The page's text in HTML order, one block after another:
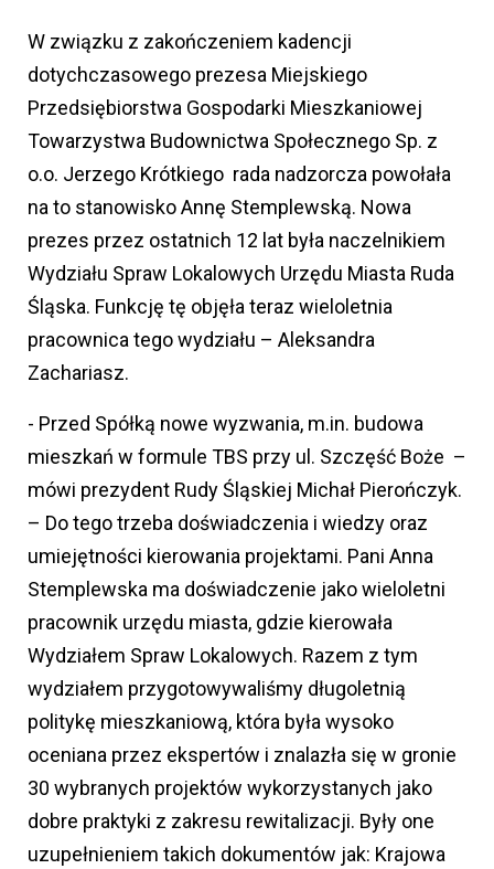
W związku z zakończeniem kadencji
dotychczasowego prezesa Miejskiego
Przedsiębiorstwa Gospodarki Mieszkaniowej
Towarzystwa Budownictwa Społecznego Sp. z
o.o. Jerzego Krótkiego rada nadzorcza powołała
na to stanowisko Annę Stemplewską. Nowa
prezes przez ostatnich 12 lat była naczelnikiem
Wydziału Spraw Lokalowych Urzędu Miasta Ruda
Śląska. Funkcję tę objęła teraz wieloletnia
pracownica tego wydziału – Aleksandra
Zachariasz.
- Przed Spółką nowe wyzwania, m.in. budowa
mieszkań w formule TBS przy ul. Szczęść Boże –
mówi prezydent Rudy Śląskiej Michał Pierończyk.
– Do tego trzeba doświadczenia i wiedzy oraz
umiejętności kierowania projektami. Pani Anna
Stemplewska ma doświadczenie jako wieloletni
pracownik urzędu miasta, gdzie kierowała
Wydziałem Spraw Lokalowych. Razem z tym
wydziałem przygotowywaliśmy długoletnią
politykę mieszkaniową, która była wysoko
oceniana przez ekspertów i znalazła się w gronie
30 wybranych projektów wykorzystanych jako
dobre praktyki z zakresu rewitalizacji. Były one
uzupełnieniem takich dokumentów jak: Krajowa